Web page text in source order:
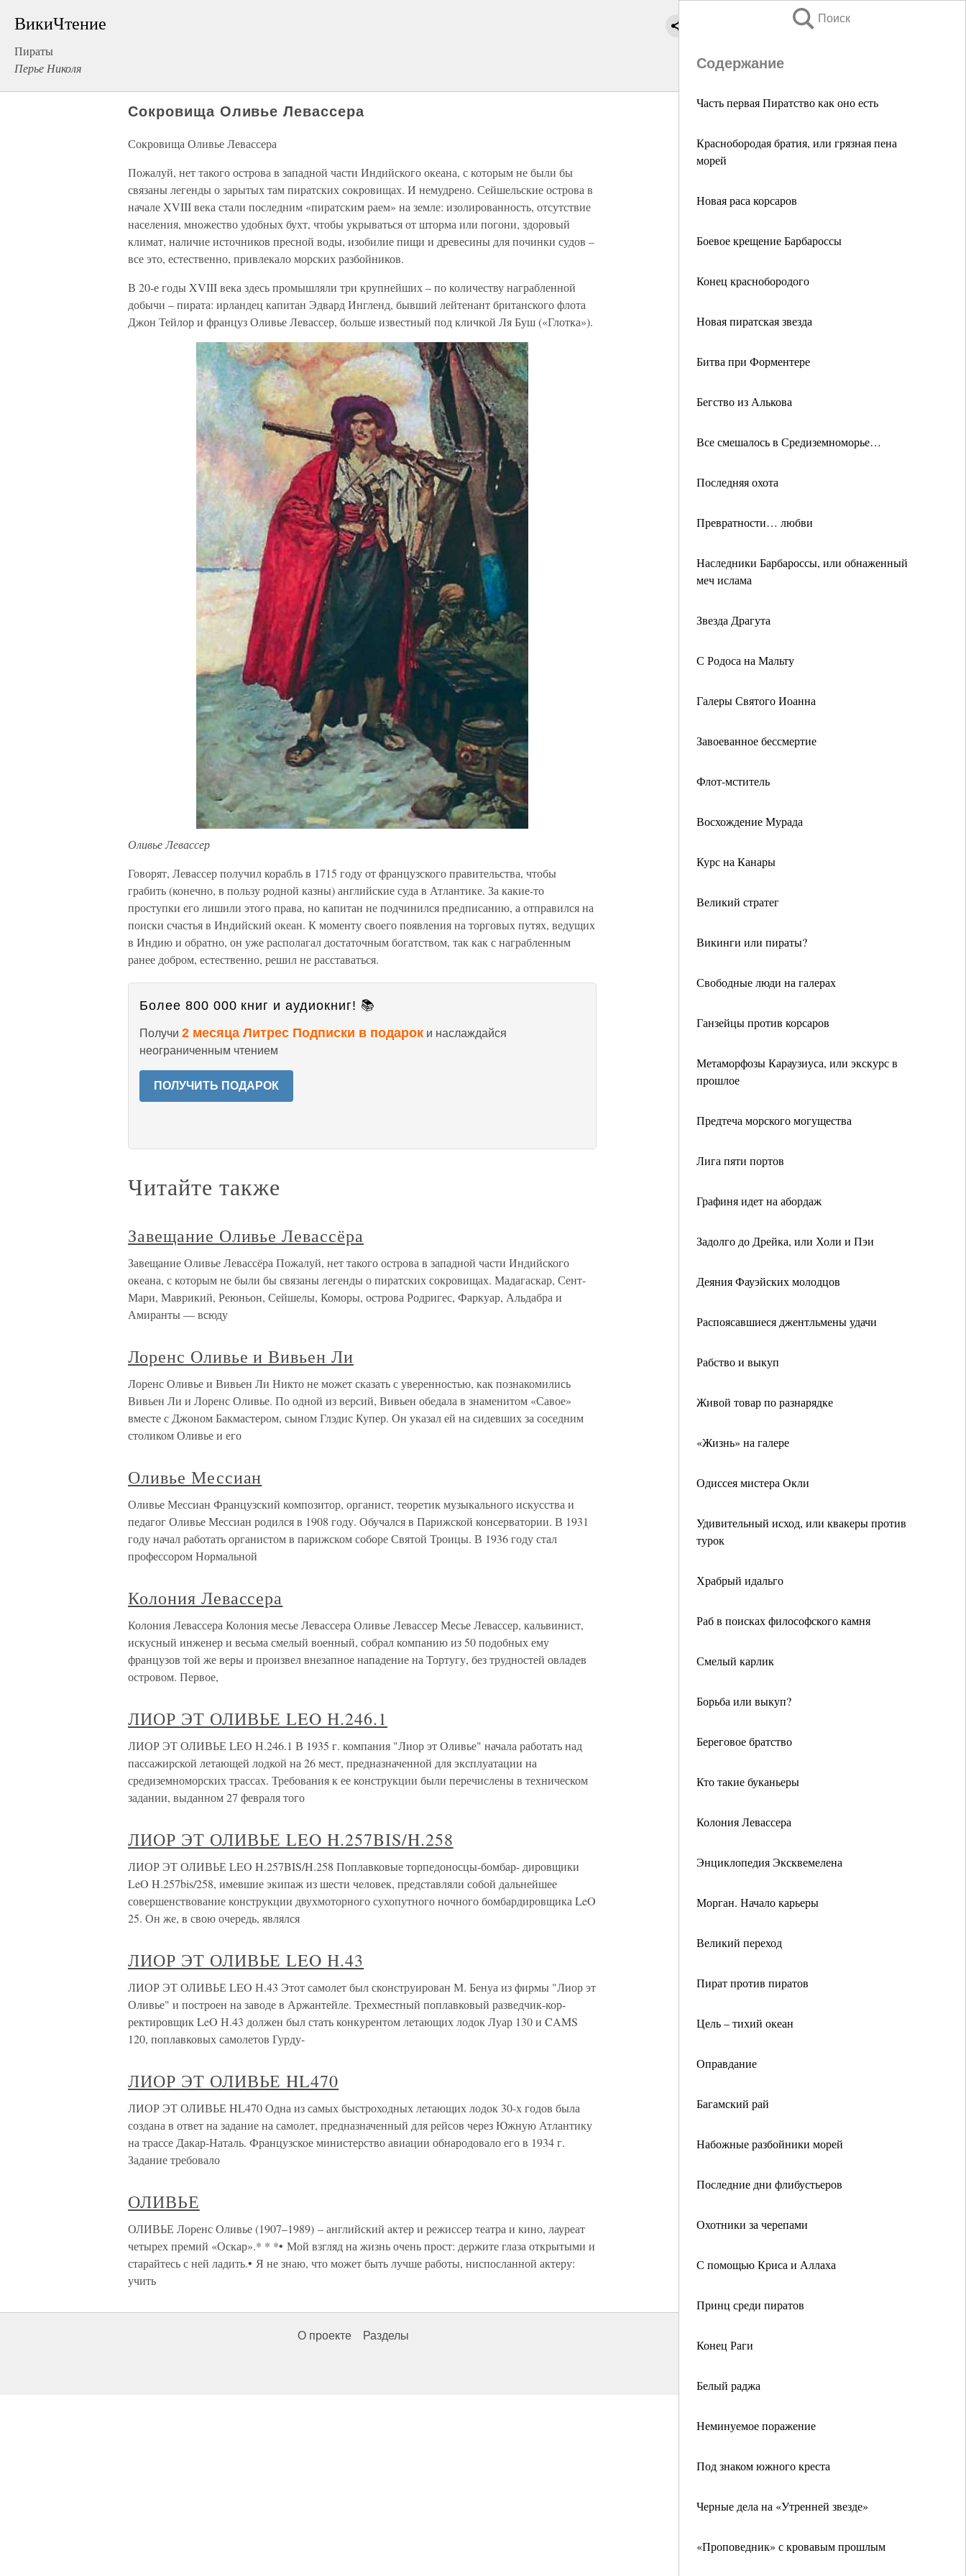
ВикиЧтение
Пираты
Перье Николя
Поиск
Содержание
Часть первая Пиратство как оно есть
Краснобородая братия, или грязная пена
морей
Новая раса корсаров
Боевое крещение Барбароссы
Конец краснобородого
Новая пиратская звезда
Битва при Форментере
Бегство из Алькова
Все смешалось в Средиземноморье…
Последняя охота
Превратности… любви
Наследники Барбароссы, или обнаженный
меч ислама
Звезда Драгута
С Родоса на Мальту
Галеры Святого Иоанна
Завоеванное бессмертие
Флот-мститель
Восхождение Мурада
Курс на Канары
Великий стратег
Викинги или пираты?
Свободные люди на галерах
Ганзейцы против корсаров
Метаморфозы Караузиуса, или экскурс в
прошлое
Предтеча морского могущества
Лига пяти портов
Графиня идет на абордаж
Задолго до Дрейка, или Холи и Пэи
Деяния Фауэйских молодцов
Распоясавшиеся джентльмены удачи
Рабство и выкуп
Живой товар по разнарядке
«Жизнь» на галере
Одиссея мистера Окли
Удивительный исход, или квакеры против
турок
Храбрый идальго
Раб в поисках философского камня
Смелый карлик
Борьба или выкуп?
Береговое братство
Кто такие буканьеры
Колония Левассера
Энциклопедия Эксквемелена
Морган. Начало карьеры
Великий переход
Пират против пиратов
Цель – тихий океан
Оправдание
Багамский рай
Набожные разбойники морей
Последние дни флибустьеров
Охотники за черепами
С помощью Криса и Аллаха
Принц среди пиратов
Конец Раги
Белый раджа
Неминуемое поражение
Под знаком южного креста
Черные дела на «Утренней звезде»
«Проповедник» с кровавым прошлым
Сокровища Оливье Левассера
Сокровища Оливье Левассера
Пожалуй, нет такого острова в западной части Индийского океана, с которым не были бы
связаны легенды о зарытых там пиратских сокровищах. И немудрено. Сейшельские острова в
начале XVIII века стали последним «пиратским раем» на земле: изолированность, отсутствие
населения, множество удобных бухт, чтобы укрываться от шторма или погони, здоровый
климат, наличие источников пресной воды, изобилие пищи и древесины для починки судов –
все это, естественно, привлекало морских разбойников.
В 20-е годы XVIII века здесь промышляли три крупнейших – по количеству награбленной
добычи – пирата: ирландец капитан Эдвард Ингленд, бывший лейтенант британского флота
Джон Тейлор и француз Оливье Левассер, больше известный под кличкой Ля Буш («Глотка»).
Оливье Левассер
Говорят, Левассер получил корабль в 1715 году от французского правительства, чтобы
грабить (конечно, в пользу родной казны) английские суда в Атлантике. За какие-то
проступки его лишили этого права, но капитан не подчинился предписанию, а отправился на
поиски счастья в Индийский океан. К моменту своего появления на торговых путях, ведущих
в Индию и обратно, он уже располагал достаточным богатством, так как с награбленным
ранее добром, естественно, решил не расставаться.
Более 800 000 книг и аудиокниг! 📚
Получи 2 месяца Литрес Подписки в подарок и наслаждайся
неограниченным чтением
ПОЛУЧИТЬ ПОДАРОК
Читайте также
Завещание Оливье Левассёра
Завещание Оливье Левассёра Пожалуй, нет такого острова в западной части Индийского
океана, с которым не были бы связаны легенды о пиратских сокровищах. Мадагаскар, Сент-
Мари, Маврикий, Реюньон, Сейшелы, Коморы, острова Родригес, Фаркуар, Альдабра и
Амиранты — всюду
Лоренс Оливье и Вивьен Ли
Лоренс Оливье и Вивьен Ли Никто не может сказать с уверенностью, как познакомились
Вивьен Ли и Лоренс Оливье. По одной из версий, Вивьен обедала в знаменитом «Савое»
вместе с Джоном Бакмастером, сыном Глэдис Купер. Он указал ей на сидевших за соседним
столиком Оливье и его
Оливье Мессиан
Оливье Мессиан Французский композитор, органист, теоретик музыкального искусства и
педагог Оливье Мессиан родился в 1908 году. Обучался в Парижской консерватории. В 1931
году начал работать органистом в парижском соборе Святой Троицы. В 1936 году стал
профессором Нормальной
Колония Левассера
Колония Левассера Колония месье Левассера Оливье Левассер Месье Левассер, кальвинист,
искусный инженер и весьма смелый военный, собрал компанию из 50 подобных ему
французов той же веры и произвел внезапное нападение на Тортугу, без трудностей овладев
островом. Первое,
ЛИОР ЭТ ОЛИВЬЕ LEO Н.246.1
ЛИОР ЭТ ОЛИВЬЕ LEO Н.246.1 В 1935 г. компания "Лиор эт Оливье" начала работать над
пассажирской летающей лодкой на 26 мест, предназначенной для эксплуатации на
средиземноморских трассах. Требования к ее конструкции были перечислены в техническом
задании, выданном 27 февраля того
ЛИОР ЭТ ОЛИВЬЕ LEO H.257BIS/H.258
ЛИОР ЭТ ОЛИВЬЕ LEO H.257BIS/H.258 Поплавковые торпедоносцы-бомбар- дировщики
LeO H.257bis/258, имевшие экипаж из шести человек, представляли собой дальнейшее
совершенствование конструкции двухмоторного сухопутного ночного бомбардировщика LeO
25. Он же, в свою очередь, являлся
ЛИОР ЭТ ОЛИВЬЕ LEO Н.43
ЛИОР ЭТ ОЛИВЬЕ LEO Н.43 Этот самолет был сконструирован М. Бенуа из фирмы "Лиор эт
Оливье" и построен на заводе в Аржантейле. Трехместный поплавковый разведчик-кор-
ректировщик LeO Н.43 должен был стать конкурентом летающих лодок Луар 130 и CAMS
120, поплавковых самолетов Гурду-
ЛИОР ЭТ ОЛИВЬЕ HL470
ЛИОР ЭТ ОЛИВЬЕ HL470 Одна из самых быстроходных летающих лодок 30-х годов была
создана в ответ на задание на самолет, предназначенный для рейсов через Южную Атлантику
на трассе Дакар-Наталь. Французское министерство авиации обнародовало его в 1934 г.
Задание требовало
ОЛИВЬЕ
ОЛИВЬЕ Лоренс Оливье (1907–1989) – английский актер и режиссер театра и кино, лауреат
четырех премий «Оскар».* * *• Мой взгляд на жизнь очень прост: держите глаза открытыми и
старайтесь с ней ладить.• Я не знаю, что может быть лучше работы, ниспосланной актеру:
учить
О проекте Разделы